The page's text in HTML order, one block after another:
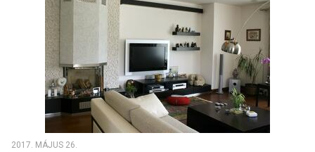
2017. MÁJUS 26.